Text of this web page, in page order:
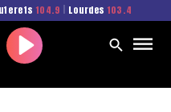
104.9 Lourdes 103.4
Play